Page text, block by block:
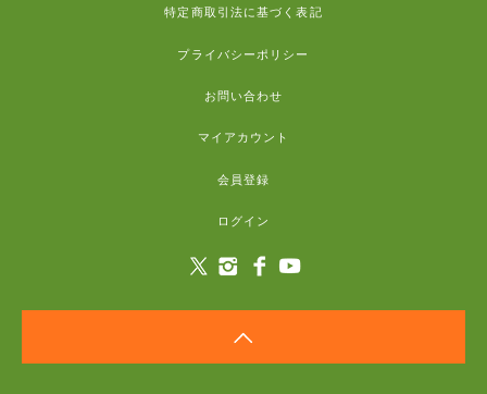
特定商取引法に基づく表記
プライバシーポリシー
お問い合わせ
マイアカウント
会員登録
ログイン